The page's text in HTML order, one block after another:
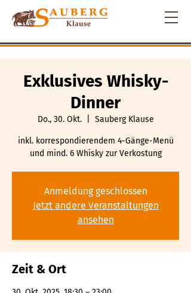
Exklusives Whisky-
Dinner
Do., 30. Okt.
  |
Sauberg Klause
inkl. korrespondierendem 4-Gänge-Menü
und mind. 6 Whisky zur Verkostung
Anmeldung geschlossen
Jetzt andere Veranstaltungen
ansehen
Zeit & Ort